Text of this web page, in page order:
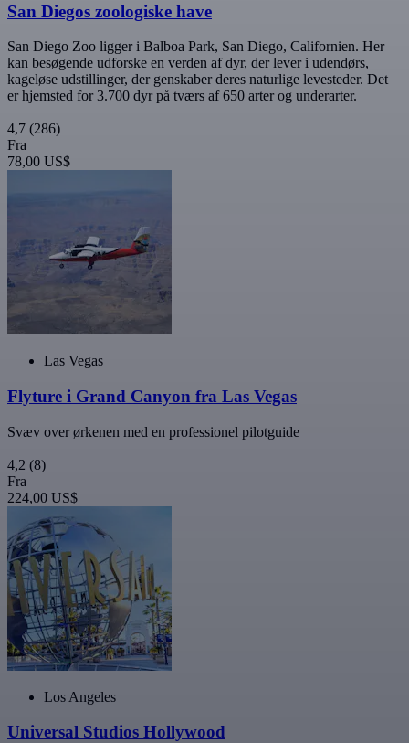
San Diegos zoologiske have
San Diego Zoo ligger i Balboa Park, San Diego, Californien. Her
kan besøgende udforske en verden af dyr, der lever i udendørs,
kageløse udstillinger, der genskaber deres naturlige levesteder. Det
er hjemsted for 3.700 dyr på tværs af 650 arter og underarter.
4,7 (286)
Fra
78,00 US$
Las Vegas
Flyture i Grand Canyon fra Las Vegas
Svæv over ørkenen med en professionel pilotguide
4,2 (8)
Fra
224,00 US$
Los Angeles
Universal Studios Hollywood